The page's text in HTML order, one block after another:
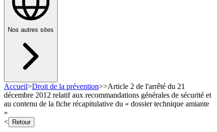
Nos autres sites
Accueil>Droit de la prévention>>Article 2 de l'arrêté du 21
décembre 2012 relatif aux recommandations générales de sécurité et
au contenu de la fiche récapitulative du « dossier technique amiante
»
<
Retour